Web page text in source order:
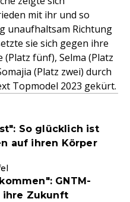
mit ihr und so
unaufhaltsam Richtung
sie sich gegen ihre
fünf), Selma (Platz
(Platz zwei) durch
Topmodel 2023 gekürt.
So glücklich ist
auf ihren Körper
GNTM-
ihre Zukunft